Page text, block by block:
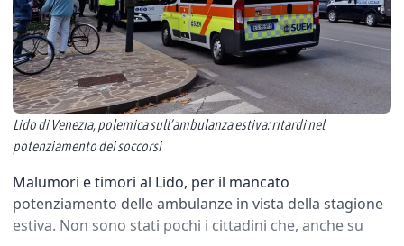
Lido di Venezia, polemica sull’ambulanza estiva: ritardi nel
potenziamento dei soccorsi
Malumori e timori al Lido, per il mancato
potenziamento delle ambulanze in vista della stagione
estiva. Non sono stati pochi i cittadini che, anche su